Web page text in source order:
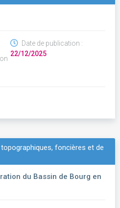
Date de publication :
22/12/2025
foncières et de
du Bassin de Bourg en